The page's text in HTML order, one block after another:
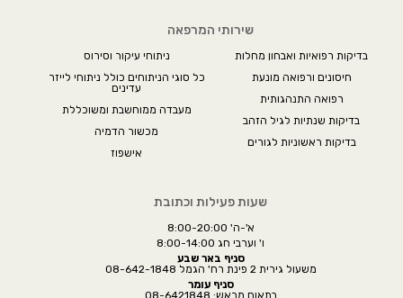
שירותי המרפאה
בדיקות רפואיות ואבחון מחלות
חיסונים ורפואה מונעת
רפואה התנהגותית
בדיקות שנתיות לגיל הזהב
בדיקות ראשוניות לגורים
ניתוחי עיקור וסירוס
כל סוגי הניתוחים כולל ניתוחי לייזר
עדינים
מעבדה ממוחשבת ומשוכללת
מכשור הדמיה
אישפוז
שעות פעילות וכתובת
א'-ה' 8:00-20:00
ו' וערבי חג 8:00-14:00
סניף באר שבע
משעול גירית 2 פינת רח' הגמל 08-642-1848
סניף עומר
בתאום מראש: 08-6421848